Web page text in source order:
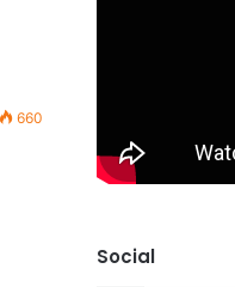
660
Social